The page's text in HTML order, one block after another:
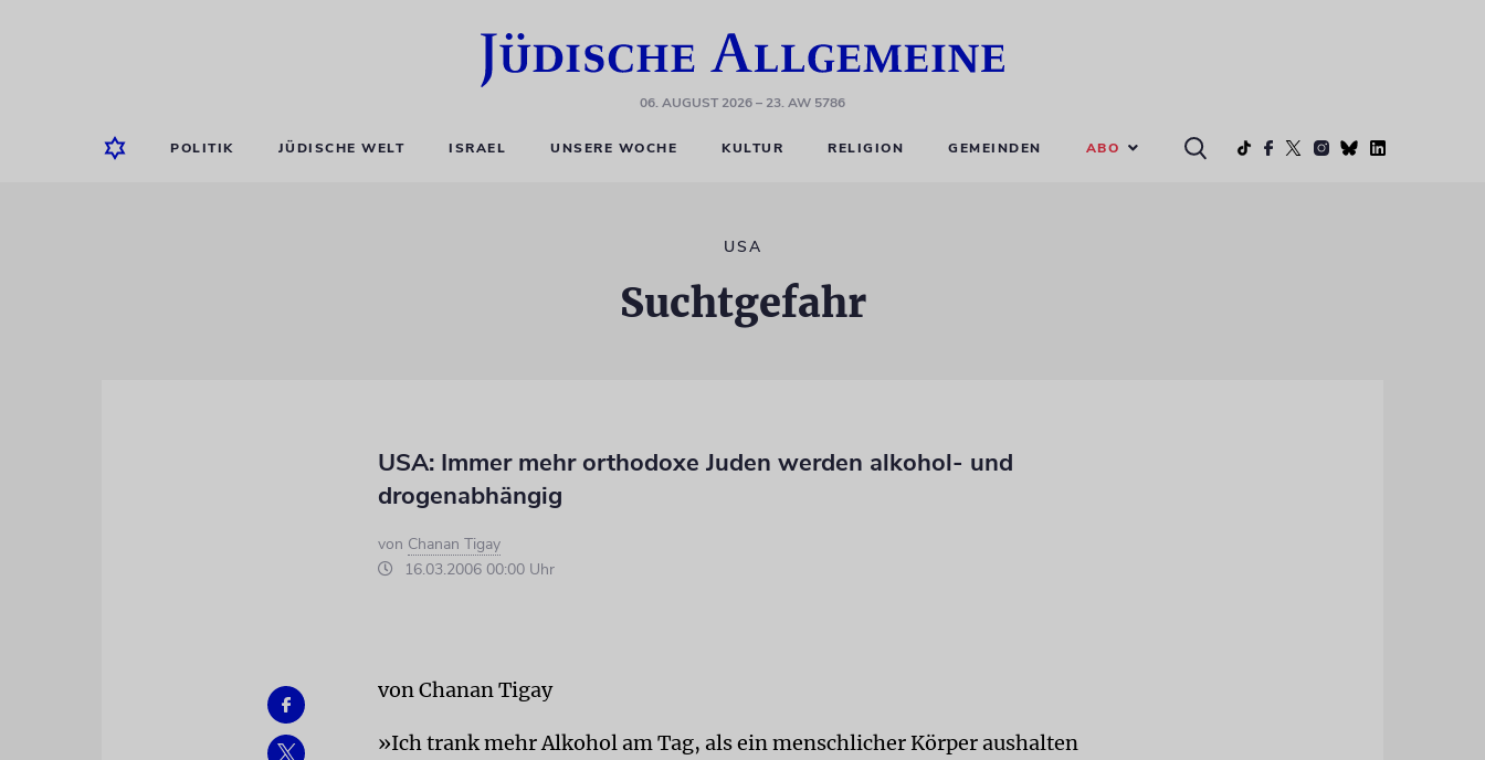
06. AUGUST 2026– 23. AW 5786
POLITIK JÜDISCHE WELT ISRAEL UNSERE WOCHE KULTUR RELIGION GEMEINDEN ABO
USA
Suchtgefahr
USA: Immer mehr orthodoxe Juden werden alkohol- und
drogenabhängig
von Chanan Tigay
16.03.2006 00:00 Uhr
von Chanan Tigay
»Ich trank mehr Alkohol am Tag, als ein menschlicher Körper aushalten